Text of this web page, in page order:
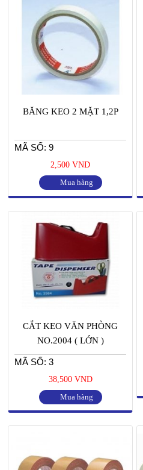
BĂNG KEO 2 MẶT 1,2P
MÃ SỐ: 9
2,500 VND
Mua hàng
CẮT KEO VĂN PHÒNG
NO.2004 ( LỚN )
MÃ SỐ: 3
38,500 VND
Mua hàng